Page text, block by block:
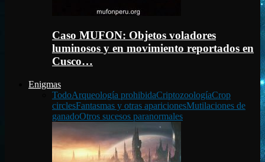
Caso MUFON: Objetos voladores
luminosos y en movimiento reportados en
Cusco…
Enigmas
TodoArqueología prohibidaCriptozoologíaCrop
circlesFantasmas y otras aparicionesMutilaciones de
ganadoOtros sucesos paranormales